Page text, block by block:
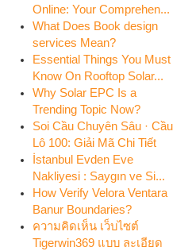
Online: Your Comprehen...
What Does Book design
services Mean?
Essential Things You Must
Know On Rooftop Solar...
Why Solar EPC Is a
Trending Topic Now?
Soi Cầu Chuyên Sâu · Cầu
Lô 100: Giải Mã Chi Tiết
İstanbul Evden Eve
Nakliyesi : Saygın ve Si...
How Verify Velora Ventara
Banur Boundaries?
ความคิดเห็น เว็บไซต์
Tigerwin369 แบบ ละเอียด